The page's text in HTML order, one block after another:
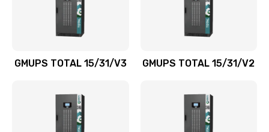
GMUPS TOTAL 15/31/V3 GMUPS TOTAL 15/31/V2